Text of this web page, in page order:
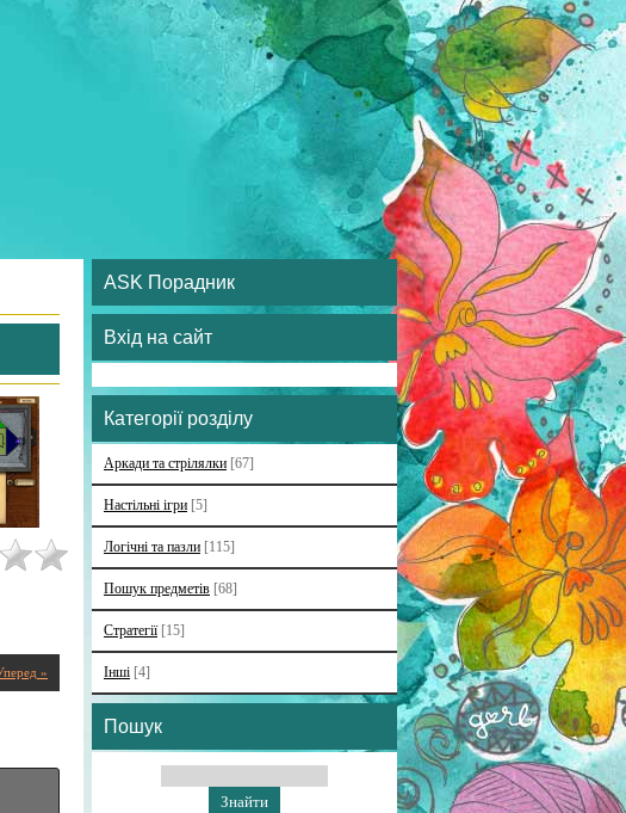
»
ASK Порадник
Вхід на сайт
Категорії розділу
Аркади та стрілялки [67]
Настільні ігри [5]
Логічні та пазли [115]
Пошук предметів [68]
Стратегії [15]
Інші [4]
Пошук